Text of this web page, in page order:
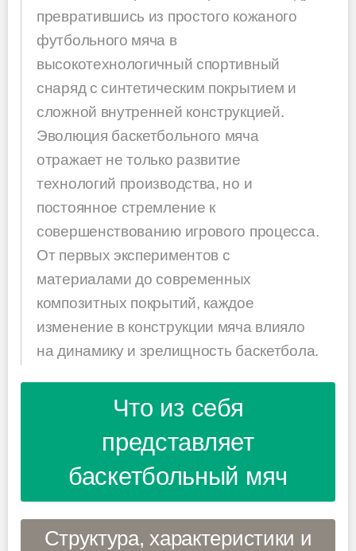
превратившись из простого кожаного
футбольного мяча в
высокотехнологичный спортивный
снаряд с синтетическим покрытием и
сложной внутренней конструкцией.
Эволюция баскетбольного мяча
отражает не только развитие
технологий производства, но и
постоянное стремление к
совершенствованию игрового процесса.
От первых экспериментов с
материалами до современных
композитных покрытий, каждое
изменение в конструкции мяча влияло
на динамику и зрелищность баскетбола.
Что из себя
представляет
баскетбольный мяч
Структура, характеристики и